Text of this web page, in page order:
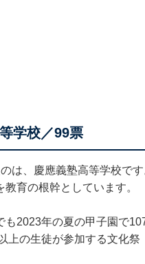
学校／99票
は、慶應義塾高等学校で
教育の根幹としています。
も2023年の夏の甲子園で
上の生徒が参加する文化祭